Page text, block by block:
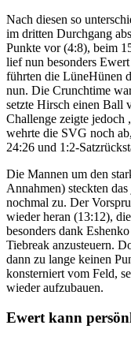
Nach diesen so
im dritten Durchgang
Punkte vor (4:8), beim
lief nun besonders
führten die LüneHünen
nun. Die Crunchtime
setzte Hirsch einen Ball
Challenge zeigte jedoch
wehrte die SVG noch
24:26 und 1:2-
Die Mannen um den
Annahmen) steckten
nochmal zu. Der
wieder heran (13:12),
besonders dank
Tiebreak anzusteuern.
dann zu lange keinen
konsterniert vom Feld,
wieder aufzubauen.
Ewert kann